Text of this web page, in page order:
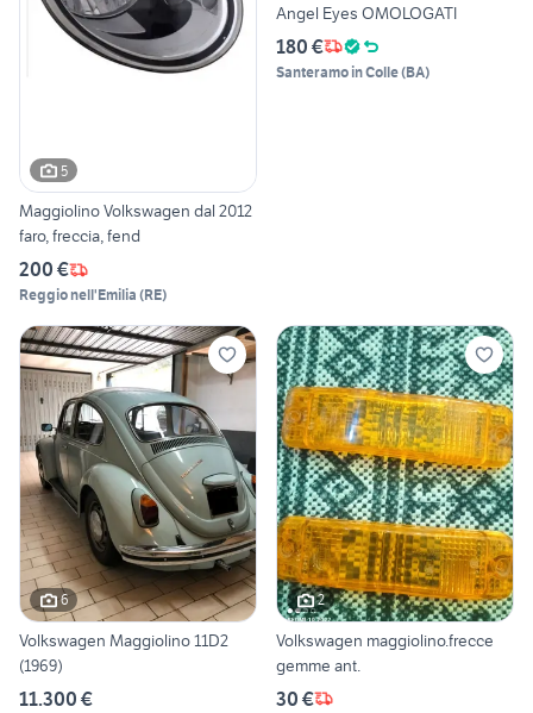
5
Maggiolino Volkswagen dal 2012
faro, freccia, fend
200 €
Reggio nell'Emilia (RE)
Angel Eyes OMOLOGATI
180 €
Santeramo in Colle(BA)
6
Volkswagen Maggiolino 11D2
(1969)
11.300 €
2
Volkswagen maggiolino.frecce
gemme ant.
30 €